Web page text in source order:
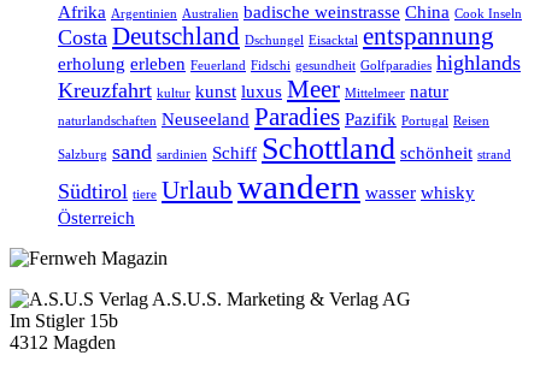
Afrika Argentinien Australien badische weinstrasse China Cook Inseln
Costa Deutschland Dschungel Eisacktal entspannung
erholung erleben Feuerland Fidschi gesundheit Golfparadies highlands
Kreuzfahrt kultur kunst luxus Meer Mittelmeer natur
naturlandschaften Neuseeland Paradies Pazifik Portugal Reisen
Salzburg sand sardinien Schiff Schottland schönheit strand
Südtirol tiere Urlaub wandern wasser whisky
Österreich
A.S.U.S. Marketing & Verlag AG
Im Stigler 15b
4312 Magden